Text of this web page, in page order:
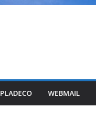
PLADECO WEBMAIL